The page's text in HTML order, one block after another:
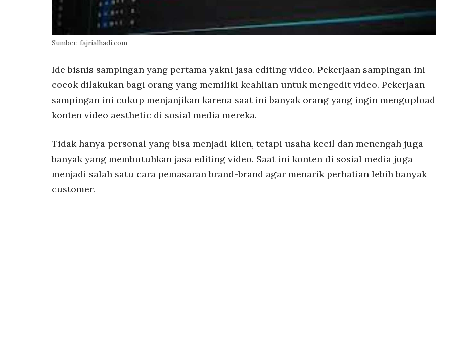
Sumber: fajrialhadi.com
Ide bisnis sampingan yang pertama yakni jasa editing video. Pekerjaan sampingan ini
cocok dilakukan bagi orang yang memiliki keahlian untuk mengedit video. Pekerjaan
sampingan ini cukup menjanjikan karena saat ini banyak orang yang ingin mengupload
konten video aesthetic di sosial media mereka.
Tidak hanya personal yang bisa menjadi klien, tetapi usaha kecil dan menengah juga
banyak yang membutuhkan jasa editing video. Saat ini konten di sosial media juga
menjadi salah satu cara pemasaran brand-brand agar menarik perhatian lebih banyak
customer.